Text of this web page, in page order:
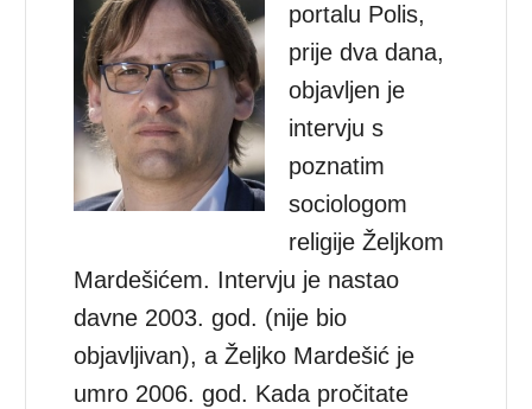
portalu Polis,
prije dva dana,
objavljen je
intervju s
poznatim
sociologom
religije Željkom
Mardešićem. Intervju je nastao
davne 2003. god. (nije bio
objavljivan), a Željko Mardešić je
umro 2006. god. Kada pročitate